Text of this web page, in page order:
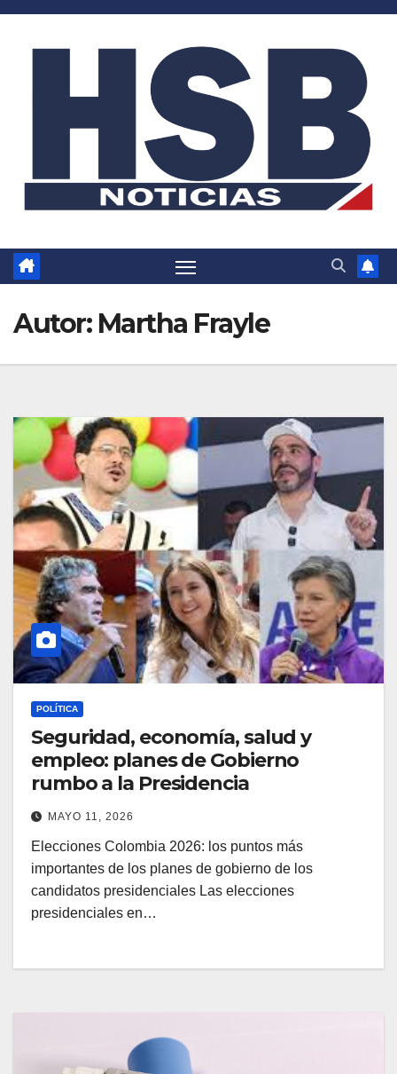
Saltar
Autor: Martha Frayle
POLÍTICA
Seguridad, economía, salud y
empleo: planes de Gobierno
rumbo a la Presidencia
MAYO 11, 2026
Elecciones Colombia 2026: los puntos más
importantes de los planes de gobierno de los
candidatos presidenciales Las elecciones
presidenciales en…